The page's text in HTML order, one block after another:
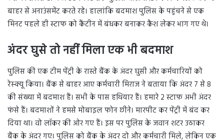
बाहर से अनाउंसमेंट करते रहे। हालांकि बदमाश पुलिस के पहुंचने से एक
मिनट पहले ही स्टाफ को कैंटीन में बंधकर बनाकर कैश लेकर भाग गए थे।
अंदर घुसे तो नहीं मिला एक भी बदमाश
पुलिस की एक टीम पेंट्री के रास्ते बैंक के अंदर घुसी और कर्मचारियों को
रेस्क्यू किया। बैंक से बाहर आए कर्मचारी मिराज ने बताया कि अंदर 7 से 8
की संख्या में बदमाश हैं। सभी के पास हथियार हैं। हमारे 2 स्टाफ अभी अंदर
फंसे हैं। बदमाशों ने हमसे मोबाइल फोन छीने। मारपीट कर पेंट्री में बंद कर
दिया था। वो लॉकर की ओर गए हैं। इस पर पुलिस के जवान शटर उठाकर
बैंक के अंदर गए। पुलिस को बैंक के अंदर दो और कर्मचारी मिले, लेकिन एक